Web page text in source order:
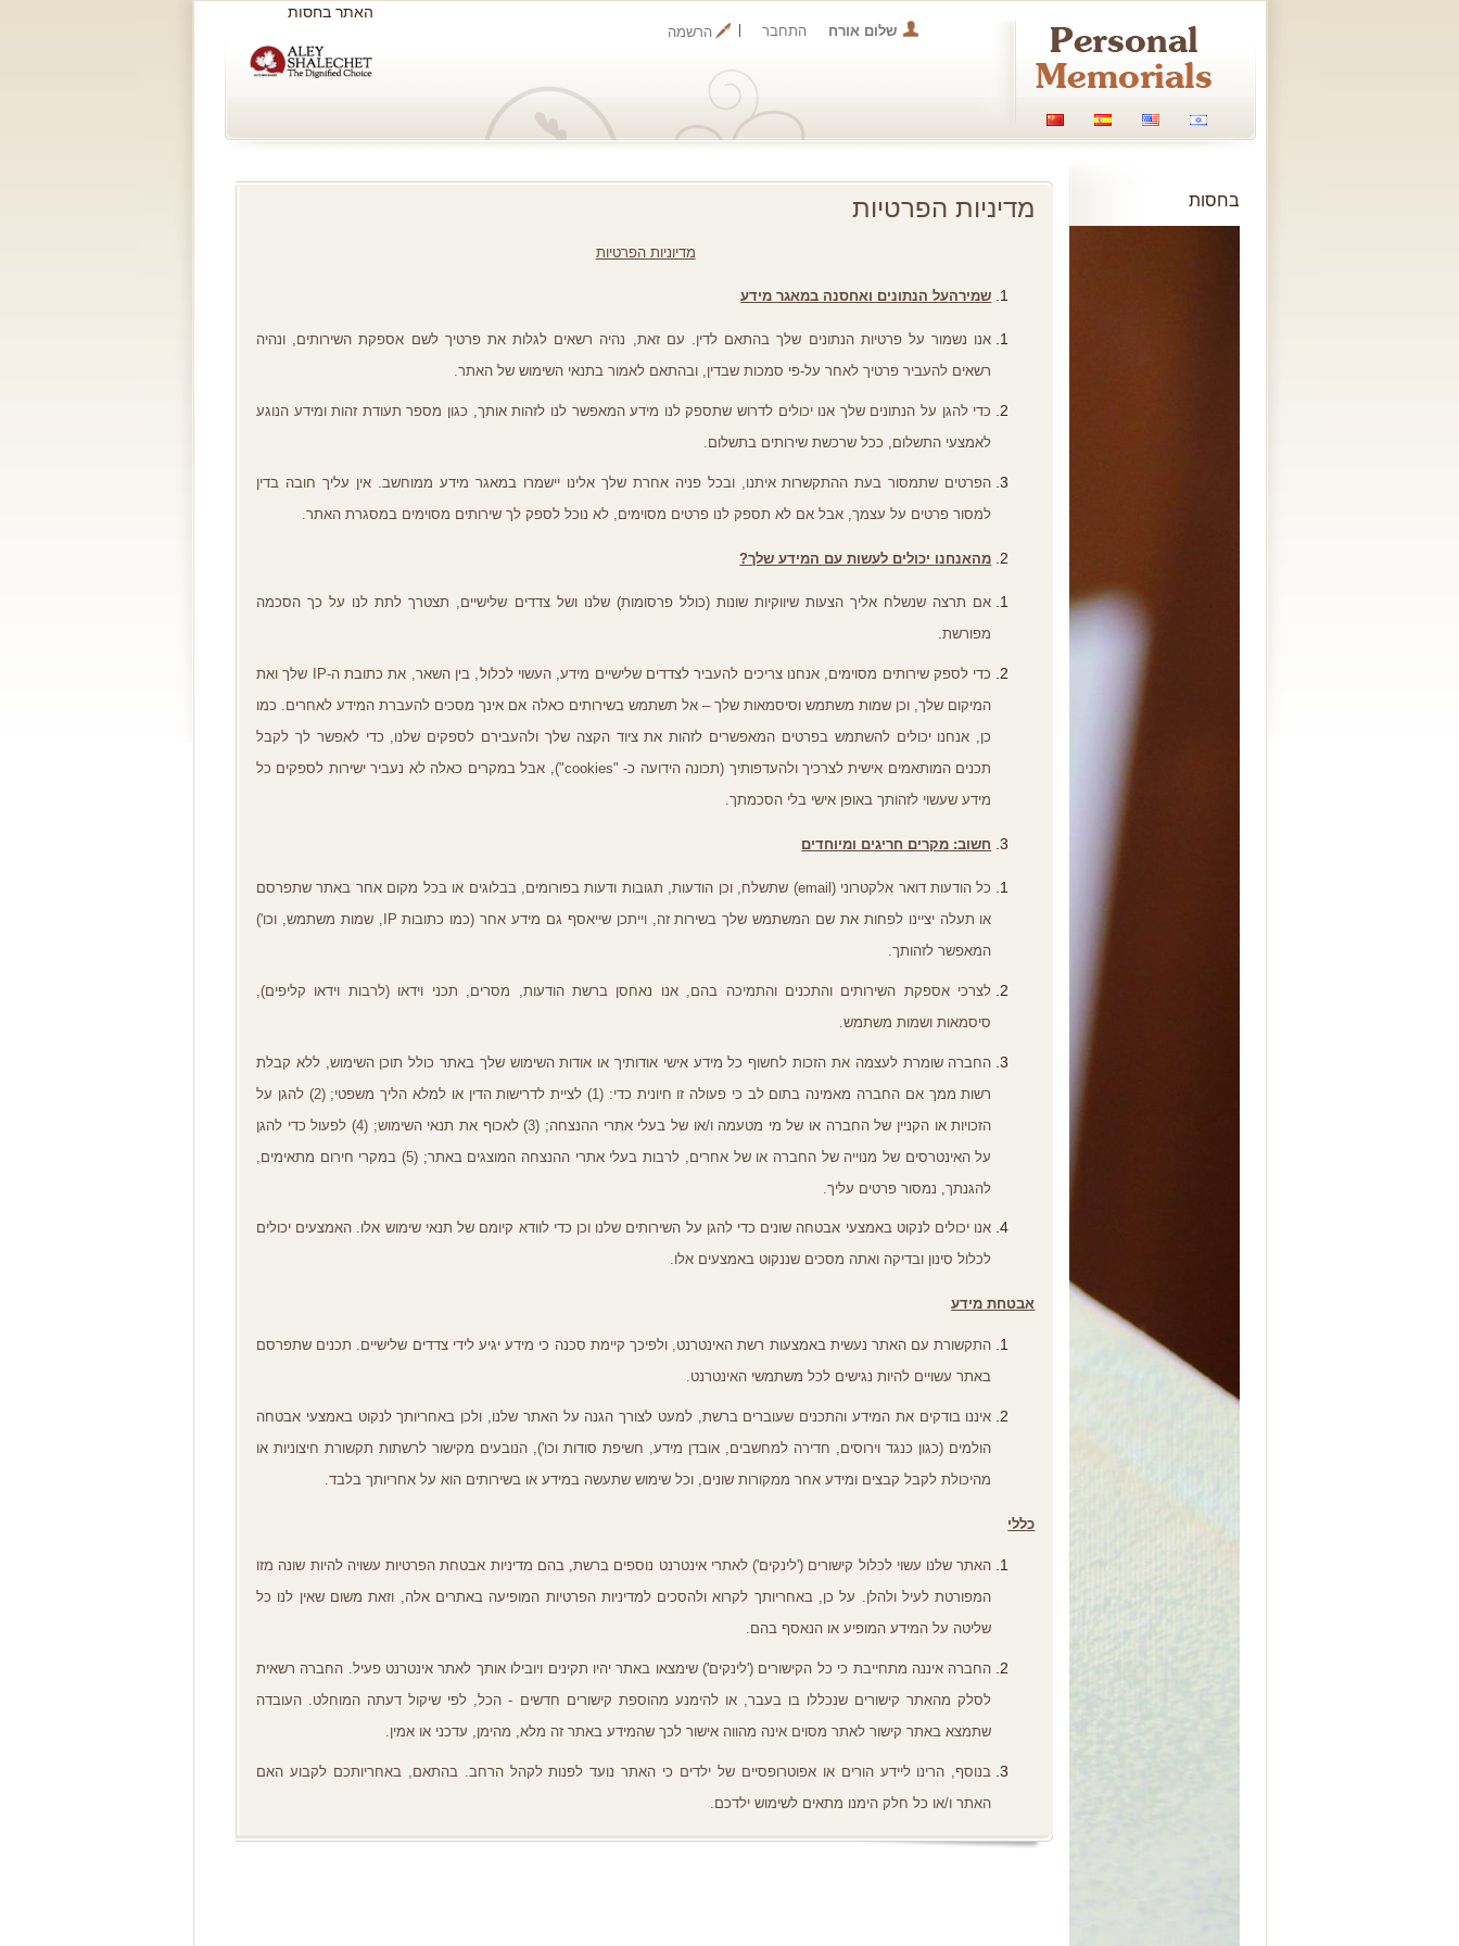
האתר בחסות
שלום אורח התחבר הרשמה
בחסות מדיניות הפרטיות
מדיוניות הפרטיות
שמירהעל הנתונים ואחסנה במאגר מידע
אנו נשמור על פרטיות הנתונים שלך בהתאם לדין עם זאת נהיה רשאים לגלות את פרטיך לשם אספקת השירותים
ונהיה
רשאים להעביר פרטיך לאחר על-פי סמכות שבדין ובהתאם לאמור בתנאי השימוש של האתר.
כדי להגן על הנתונים שלך אנו יכולים לדרוש שתספק לנו מידע המאפשר לנו לזהות אותך
כגון מספר תעודת זהות ומידע הנוגע
לאמצעי התשלום
ככל שרכשת שירותים בתשלום
הפרטים שתמסור בעת ההתקשרות איתנו ,ובכל פניה אחרת שלך אלינו יישמרו במאגר מידע ממוחשב .אין עליך חובה בדין
למסור פרטים על עצמך, אבל אם לא תספק לנו פרטים מסוימים לא נוכל לספק לך שירותים מסוימים במסגרת האתר.
מהאנחנו יכולים לעשות עם המידע שלך?
אם תרצה שנשלח אליך הצעות שיווקיות שונות(כולל פרסומות)שלנו ושל צדדים שלישיים
תצטרך לתת לנו על כך הסכמה
מפורשת.
כדי לספק שירותים מסוימים ,אנחנו צריכים להעביר לצדדים שלישיים מידע,העשוי לכלול בין השאר את כתובת ה-IP
שלך ואת
המיקום שלך, וכן שמות משתמש וסיסמאות שלך – אל תשתמש בשירותים כאלה אם אינך מסכים להעברת המידע לאחרים
כמו
כן
אנחנו יכולים להשתמש בפרטים המאפשרים לזהות את ציוד הקצה שלך ולהעבירם לספקים שלנו
כדי לאפשר לך לקבל
תכנים המותאמים אישית לצרכיך ולהעדפותיך (תכונה הידועה כ- "cookies"),
אבל במקרים כאלה לא נעביר ישירות לספקים כל
מידע שעשוי לזהותך באופן אישי בלי הסכמתך.
חשוב: מקרים חריגים ומיוחדים
כל הודעות דואר אלקטרוני(email) שתשלח ,וכן הודעות, תגובות ודעות בפורומים
בבלוגים או בכל מקום אחר באתר שתפרסם
או תעלה יציינו לפחות את שם המשתמש שלך בשירות זה ,וייתכן שייאסף גם מידע אחר (כמו כתובות IP, שמות משתמש וכו')
המאפשר לזהותך.
לצרכי אספקת השירותים והתכנים והתמיכה בהם ,אנו נאחסן ברשת הודעות מסרים תכני וידאו(לרבות וידאו קליפים),
סיסמאות ושמות משתמש.
החברה שומרת לעצמה את הזכות לחשוף כל מידע אישי אודותיך או אודות השימוש שלך באתר כולל תוכן השימוש ,ללא קבלת
רשות ממך אם החברה מאמינה בתום לב כי פעולה זו חיונית כדי: (1) לציית לדרישות הדין או למלא הליך משפטי; (2)
להגן על
הזכויות או הקניין של החברה או של מי מטעמה ו/או של בעלי אתרי ההנצחה; (3) לאכוף את תנאי השימוש; (4)
לפעול כדי להגן
על האינטרסים של מנוייה של החברה או של אחרים
לרבות בעלי אתרי ההנצחה המוצגים באתר; (5) במקרי חירום מתאימים
להגנתך, נמסור פרטים עליך.
אנו יכולים לנקוט באמצעי אבטחה שונים כדי להגן על השירותים שלנו וכן כדי לוודא קיומם של תנאי שימוש אלו. האמצעים יכולים
לכלול סינון ובדיקה ואתה מסכים שננקוט באמצעים אלו.
אבטחת מידע
התקשורת עם האתר נעשית באמצעות רשת האינטרנט,ולפיכך קיימת סכנה כי מידע יגיע לידי צדדים שלישיים. תכנים שתפרסם
באתר עשויים להיות נגישים לכל משתמשי האינטרנט.
איננו בודקים את המידע והתכנים שעוברים ברשת,למעט לצורך הגנה על האתר שלנו, ולכן באחריותך לנקוט באמצעי אבטחה
הולמים (כגון כנגד וירוסים, חדירה למחשבים, אובדן מידע, חשיפת סודות וכו'), הנובעים מקישור לרשתות תקשורת חיצוניות או
מהיכולת לקבל קבצים ומידע אחר ממקורות שונים, וכל שימוש שתעשה במידע או בשירותים הוא על אחריותך בלבד.
כללי
האתר שלנו עשוי לכלול קישורים ('לינקים')לאתרי אינטרנט נוספים ברשת,בהם מדיניות אבטחת הפרטיות עשויה להיות שונה מזו
המפורטת לעיל ולהלן. על כן,באחריותך לקרוא ולהסכים למדיניות הפרטיות המופיעה באתרים אלה, וזאת משום שאין לנו כל
שליטה על המידע המופיע או הנאסף בהם.
החברה איננה מתחייבת כי כל הקישורים ('לינקים')שימצאו באתר יהיו תקינים ויובילו אותך לאתר אינטרנט פעיל. החברה רשאית
לסלק מהאתר קישורים שנכללו בו בעבר,או להימנע מהוספת קישורים חדשים - הכל, לפי שיקול דעתה המוחלט. העובדה
שתמצא באתר קישור לאתר מסוים אינה מהווה אישור לכך שהמידע באתר זה מלא, מהימן, עדכני או אמין.
בנוסף, הרינו ליידע הורים או אפוטרופסיים של ילדים כי האתר נועד לפנות לקהל הרחב.בהתאם,באחריותכם לקבוע האם
האתר ו/או כל חלק הימנו מתאים לשימוש ילדכם.